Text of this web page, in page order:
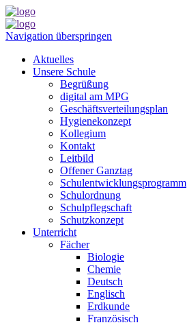
Navigation überspringen
Aktuelles
Unsere Schule
Begrüßung
digital am MPG
Geschäftsverteilungsplan
Hygienekonzept
Kollegium
Kontakt
Leitbild
Offener Ganztag
Schulentwicklungsprogramm
Schulordnung
Schulpflegschaft
Schutzkonzept
Unterricht
Fächer
Biologie
Chemie
Deutsch
Englisch
Erdkunde
Französisch